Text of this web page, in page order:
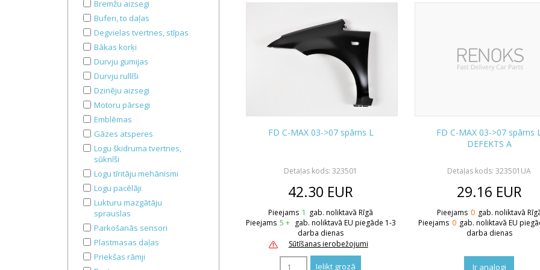
Bremžu aizsegi
Buferi, to daļas
Degvielas tvertnes, stīpas
Bākas korķi
Durvju gumijas
Durvju rullīši
Dzinēju aizsegi
Motoru pārsegi
Emblēmas
Gāzes atsperes
Logu škidruma tvertnes,
sūknīši
Logu tīritāju mehānismi
Logu pacēlāji
Lukturu mazgātāju
sprauslas
Parkošanās sensori
Plastmasas daļas
Priekšas rāmji
FD C-MAX 03->07 spārns L
Detaļas kods: 323501
42.30 EUR
Pieejams 1 gab. noliktavā Rīgā
Pieejams 5 + gab. noliktavā EU piegāde 1-3
darba dienas
Sūtīšanas ierobežojumi
FD C-MAX 03->07 spārns
DEFEKTS A
Detaļas kods: 323501UA
29.16 EUR
Pieejams 0 gab. noliktavā
Pieejams 0 gab. noliktavā EU
darba dienas
Ir analogi